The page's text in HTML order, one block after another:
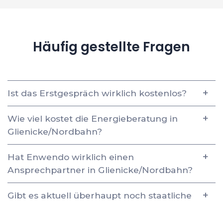
Häufig gestellte Fragen
Ist das Erstgespräch wirklich kostenlos?
Wie viel kostet die Energieberatung in
Glienicke/Nordbahn?
Hat Enwendo wirklich einen
Ansprechpartner in Glienicke/Nordbahn?
Gibt es aktuell überhaupt noch staatliche